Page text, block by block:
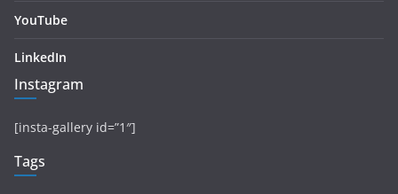
YouTube
LinkedIn
Instagram
[insta-gallery id=”1″]
Tags